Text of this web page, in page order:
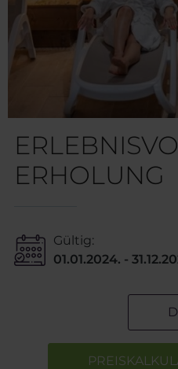
ERHOLUNG
Gültig:
01.01.2024. -